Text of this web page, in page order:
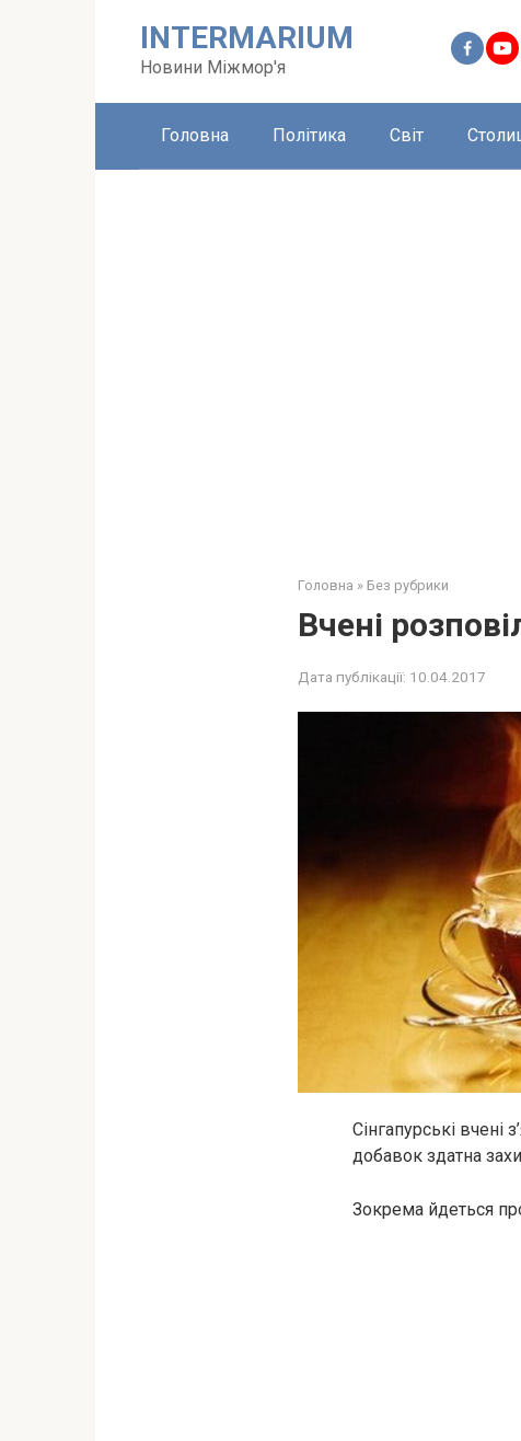
INTERMARIUM
Новини Міжмор'я
Головна Політика Світ
Головна » Без рубрики
Вчені
Дата публікації: 10.04.2017
Сінгапурські
добавок здатна
Зокрема йдеться